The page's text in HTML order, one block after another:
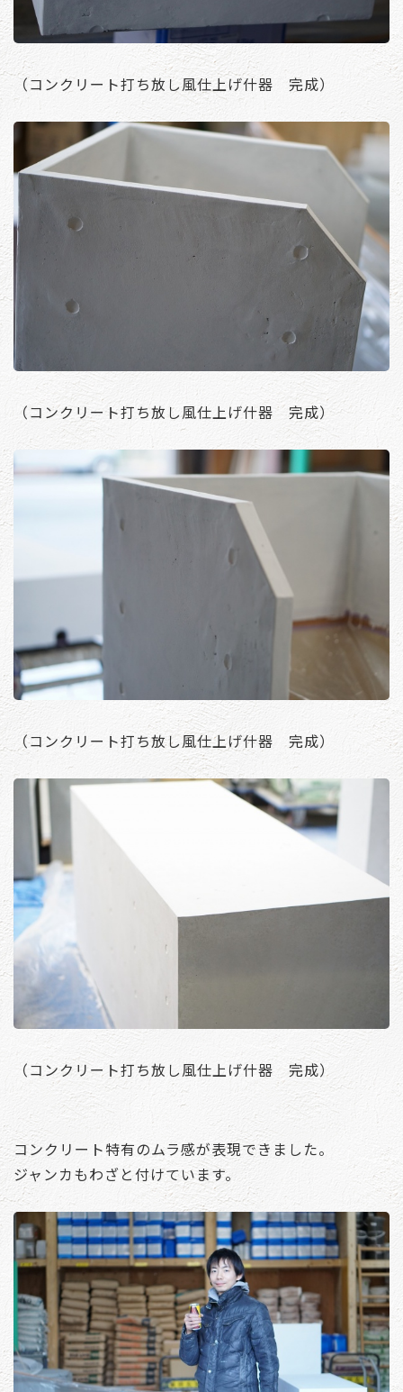
（コンクリート打ち放し風仕上げ什器 完成）
（コンクリート打ち放し風仕上げ什器 完成）
（コンクリート打ち放し風仕上げ什器 完成）
（コンクリート打ち放し風仕上げ什器 完成）
コンクリート特有のムラ感が表現できました。
ジャンカもわざと付けています。